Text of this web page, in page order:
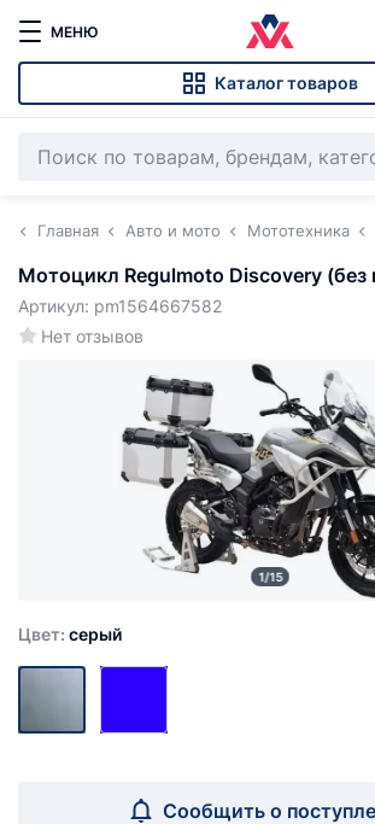
МЕНЮ
Каталог товаров
Главная Авто и мото Мототехника
Мотоцикл Regulmoto Discovery (без
Нет отзывов
Артикул: pm1564667582
1/15
Цвет: серый
Сообщить о